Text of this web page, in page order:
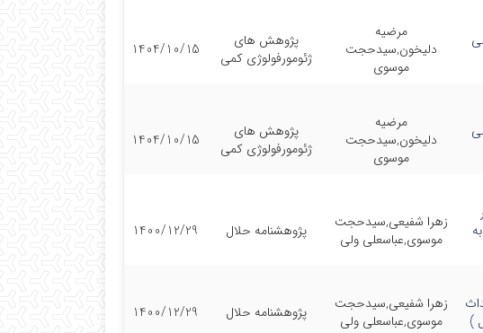
مرضیه
دلیخون,سیدحجت
موسوی
پژوهش های
ژئومورفولوژی کمی
1404/10/15
مرضیه
دلیخون,سیدحجت
موسوی
پژوهش های
ژئومورفولوژی کمی
1404/10/15
زهرا شفیعی,سیدحجت
موسوی,عباسعلی ولی
پژوهشنامه حلال 1400/12/29
)
زهرا شفیعی,سیدحجت
موسوی,عباسعلی ولی
پژوهشنامه حلال 1400/12/29